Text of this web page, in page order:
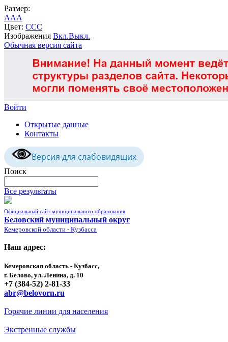
Размер:
AAA
Цвет: CCC
Изображения Вкл.Выкл.
Обычная версия сайта
Войти
Открытые данные
Контакты
Версия для слабовидящих
Поиск
Все результаты
Официальный сайт муниципального образования
Беловский муниципальный округ
Кемеровской области - Кузбасса
Наш адрес:
Кемеровская область - Кузбасс,
г. Белово, ул. Ленина, д. 10
+7 (384-52) 2-81-33
abr@belovorn.ru
Горячие линии для населения
Экстренные службы